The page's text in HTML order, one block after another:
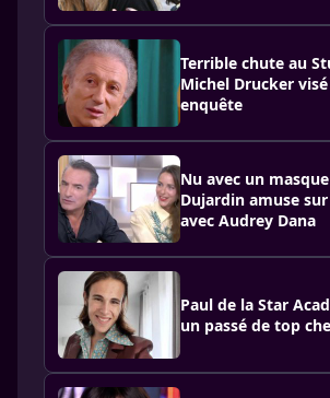
Terrible chute au
Michel Drucker
enquête
Nu avec un
Dujardin amuse sur
avec Audrey Dana
Paul de la Star
un passé de top